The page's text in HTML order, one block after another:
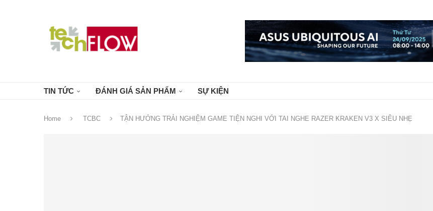
TIN TỨC ĐÁNH GIÁ SẢN PHẨM SỰ KIỆN
Home TCBC TẬN HƯỞNG TRẢI NGHIỆM GAME TIỆN NGHI VỚI TAI NGHE RAZER KRAKEN V3 X SIÊU NHẸ